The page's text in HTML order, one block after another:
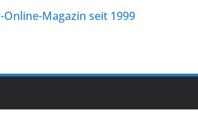
Online-Magazin seit 1999